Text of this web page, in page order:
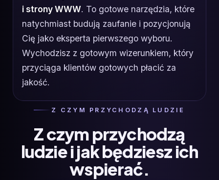
i strony WWW. To gotowe narzędzia, które
natychmiast budują zaufanie i pozycjonują
Cię jako eksperta pierwszego wyboru.
Wychodzisz z gotowym wizerunkiem, który
przyciąga klientów gotowych płacić za
jakość.
Z CZYM PRZYCHODZĄ LUDZIE
Z czym przychodzą
ludzie i jak będziesz ich
wspierać.